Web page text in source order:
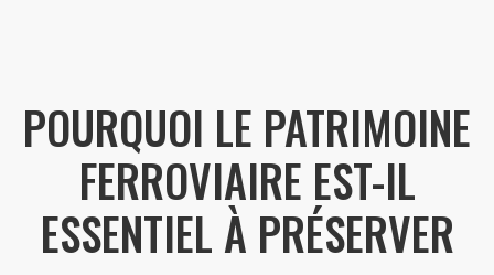
POURQUOI LE PATRIMOINE
FERROVIAIRE EST-IL
ESSENTIEL À PRÉSERVER